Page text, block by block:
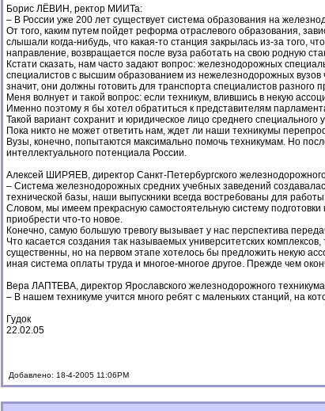
Борис ЛЁВИН, ректор МИИТа:
– В России уже 200 лет существует система образования на
От того, каким путем пойдет реформа отраслевого образования,
слышали когда-нибудь, что какая-то станция закрылась из-за того,
направление, возвращается после вуза работать на свою родную
Кстати сказать, нам часто задают вопрос: железнодорожных
специалистов с высшим образованием из нежелезнодорожных вузов
значит, они должны готовить для транспорта специалистов разного
Меня волнует и такой вопрос: если техникум, влившись в некую
Именно поэтому я бы хотел обратиться к представителям
Такой вариант сохранит и юридическое лицо среднего специального
Пока никто не может ответить нам, ждет ли наши техникумы
Вузы, конечно, попытаются максимально помочь техникумам. Но
интеллектуального потенциала России.
Алексей ШИРЯЕВ, директор Санкт-Петербургского
– Система железнодорожных средних учебных заведений
технической базы, наши выпускники всегда востребованы для
Словом, мы имеем прекрасную самостоятельную систему
приобрести что-то новое.
Конечно, самую большую тревогу вызывает у нас перспектива
Что касается создания так называемых университетских
существенны, но на первом этапе хотелось бы предложить некую
иная система оплаты труда и многое-многое другое. Прежде чем
Вера ЛАПТЕВА, директор Ярославского железнодорожного
– В нашем техникуме учится много ребят с маленьких станций, на
Гудок
22.02.05
Добавлено: 18-4-2005 11:06PM